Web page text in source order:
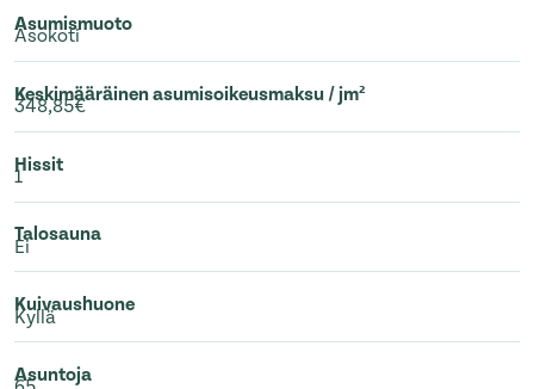
Asumismuoto
Asokoti
Keskimääräinen asumisoikeusmaksu / jm²
348,85€
Hissit
1
Talosauna
Ei
Kuivaushuone
Kyllä
Asuntoja